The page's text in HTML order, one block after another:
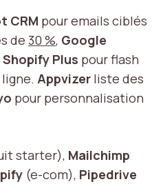
CRM pour emails ciblés
de 30 %, Google
Shopify Plus pour flash
Appvizer liste des
pour personnalisation
starter), Mailchimp
(e-com), Pipedrive